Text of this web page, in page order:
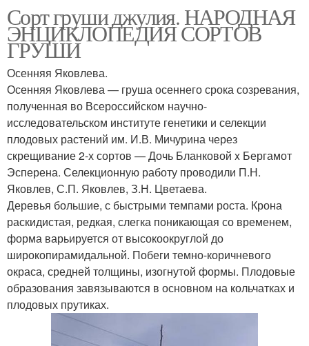
Сорт груши джулия. НАРОДНАЯ
ЭНЦИКЛОПЕДИЯ СОРТОВ
ГРУШИ
Осенняя Яковлева.
Осенняя Яковлева — груша осеннего срока созревания,
полученная во Всероссийском научно-
исследовательском институте генетики и селекции
плодовых растений им. И.В. Мичурина через
скрещивание 2-х сортов — Дочь Бланковой x Бергамот
Эсперена. Селекционную работу проводили П.Н.
Яковлев, С.П. Яковлев, З.Н. Цветаева.
Деревья большие, с быстрыми темпами роста. Крона
раскидистая, редкая, слегка поникающая со временем,
форма варьируется от высокоокруглой до
широкопирамидальной. Побеги темно-коричневого
окраса, средней толщины, изогнутой формы. Плодовые
образования завязываются в основном на кольчатках и
плодовых прутиках.